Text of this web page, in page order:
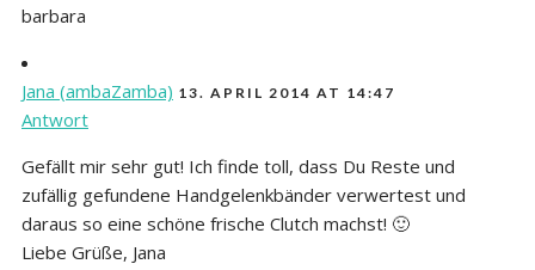
barbara
Jana (ambaZamba) 13. APRIL 2014 AT 14:47
Antwort
Gefällt mir sehr gut! Ich finde toll, dass Du Reste und
zufällig gefundene Handgelenkbänder verwertest und
daraus so eine schöne frische Clutch machst! 🙂
Liebe Grüße, Jana